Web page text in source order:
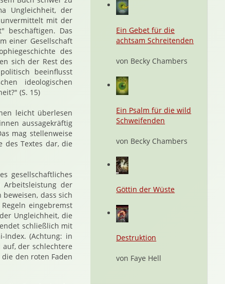
Ungleichheit, der
mit der
beschäftigen. Das
einer Gesellschaft
des
sich der Rest des
beeinflusst
ideologischen
(S. 15)
leicht überlesen
aussagekräftig
mag stellenweise
des Textes dar, die
gesellschaftliches
der
dass sich
eingebremst
Ungleichheit, die
schließlich mit
(Achtung: in
der schlechtere
den roten Faden
Ein Gebet für die
achtsam Schreitenden
von Becky Chambers
Ein Psalm für die wild
Schweifenden
von Becky Chambers
Göttin der Wüste
Destruktion
von Faye Hell